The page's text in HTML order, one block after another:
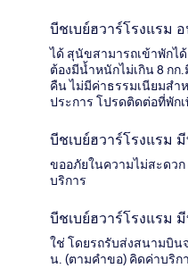
บีชเบย์ฮวาร์โรงแรม
ได้ สุนัขสามารถเข้าพักไ
ต้องมีน้ำหนักไม่เกิน 8 กก
คืน ไม่มีค่าธรรมเนียมสำ
ประการ โปรดติดต่อที่พัก
บีชเบย์ฮวาร์โรงแรม
ขออภัยในความไม่สะดว
บริการ
บีชเบย์ฮวาร์โรงแรม
ใช่ โดยรถรับส่งสนามบิน
น. (ตามคำขอ) คิดค่าบริก